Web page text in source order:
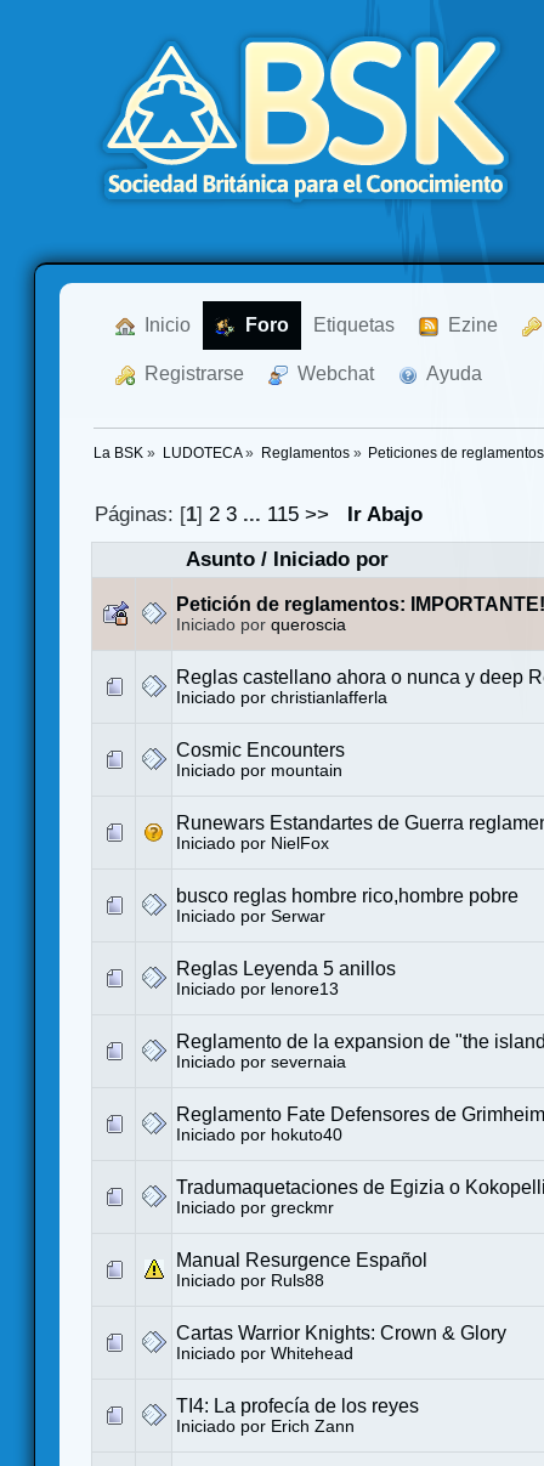
Inicio Foro Etiquetas Ezine
Registrarse Webchat Ayuda
La BSK » LUDOTECA» Reglamentos» Peticiones de reglamentos
Páginas: [1]2 3 ... 115 >>
Ir Abajo
Asunto/ Iniciado por
Petición de reglamentos: IMPORTANTE!
Iniciado por queroscia
Reglas castellano ahora o nunca y deep
Iniciado por christianlafferla
Cosmic Encounters
Iniciado por mountain
Runewars Estandartes de Guerra
Iniciado por NielFox
busco reglas hombre rico,hombre pobre
Iniciado por Serwar
Reglas Leyenda 5 anillos
Iniciado por lenore13
Reglamento de la expansion de "the
Iniciado por severnaia
Reglamento Fate Defensores de Grimheim
Iniciado por hokuto40
Tradumaquetaciones de Egizia o
Iniciado por greckmr
Manual Resurgence Español
Iniciado por Ruls88
Cartas Warrior Knights: Crown & Glory
Iniciado por Whitehead
TI4: La profecía de los reyes
Iniciado por Erich Zann